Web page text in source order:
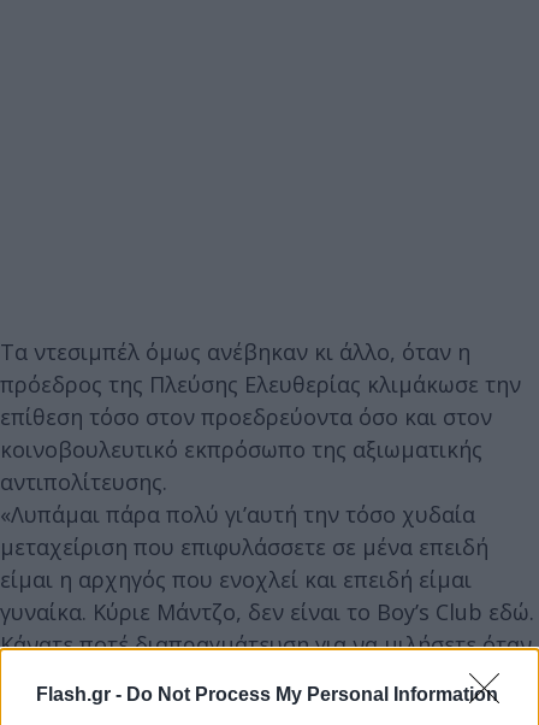
Flash.gr - Do Not Process My Personal Information
Τα ντεσιμπέλ όμως ανέβηκαν κι άλλο, όταν η
πρόεδρος της Πλεύσης Ελευθερίας κλιμάκωσε την
επίθεση τόσο στον προεδρεύοντα όσο και στον
κοινοβουλευτικό εκπρόσωπο της αξιωματικής
αντιπολίτευσης.
«Λυπάμαι πάρα πολύ γι’αυτή την τόσο χυδαία
μεταχείριση που επιφυλάσσετε σε μένα επειδή
είμαι η αρχηγός που ενοχλεί και επειδή είμαι
γυναίκα. Κύριε Μάντζο, δεν είναι το Boy’s Club εδώ.
Κάνατε ποτέ διαπραγμάτευση για να μιλήσετε όταν
ζητά το λόγο ο αρχηγός σας;», διερωτήθηκε η Ζωή
Κωνσταντοπούλου.